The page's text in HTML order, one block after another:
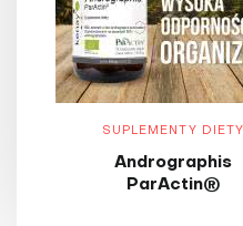
SUPLEMENTY DIETY
Andrographis
ParActin®